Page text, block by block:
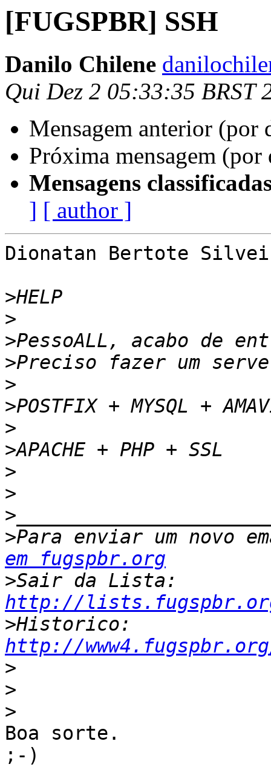
[FUGSPBR] SSH
Danilo Chilene
Qui Dez 2 05:33:35 BRST
Mensagem anterior (por
Próxima mensagem
Mensagens
] [ author ]
Dionatan Bertote
>
>
>
>
>
>
>
>
>
>
>
>Para enviar um novo
em fugspbr.org
>
http://
>
http://
>
>
>
Boa sorte.
;-)